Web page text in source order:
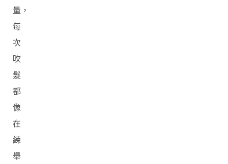
量，
每
次
吹
髮
都
像
在
練
舉